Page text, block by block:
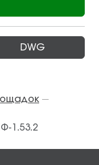
DWG
—
1.53.2